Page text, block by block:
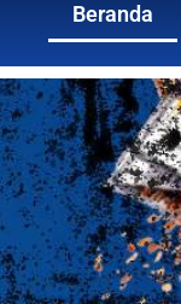
Beranda